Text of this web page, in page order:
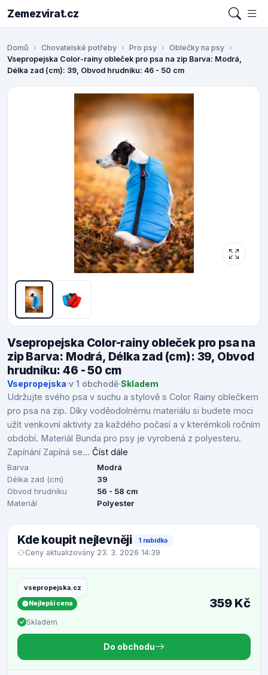
Zemezvirat.cz
Domů Chovatelské potřeby Pro psy
Oblečky na psy
Vsepropejska Color-rainy obleček pro psa na zip Barva: Modrá,
Délka zad (cm): 39, Obvod hrudníku: 46 - 50 cm
Vsepropejska Color-rainy obleček pro psa na
zip Barva: Modrá, Délka zad (cm): 39, Obvod
hrudníku: 46 - 50 cm
Vsepropejska·v 1 obchodě·Skladem
Udržujte svého psa v suchu a stylově s Color Rainy oblečkem
pro psa na zip. Díky voděodolnému materiálu si budete moci
užít venkovní aktivity za každého počasí a v kterémkoli ročním
období. Materiál Bunda pro psy je vyrobená z polyesteru.
Zapínání Zapíná se... Číst dále
Barva
Modrá
Délka zad (cm)
39
Obvod hrudníku
56 - 58 cm
Materiál
Polyester
Kde koupit nejlevněji 1 nabídka
Ceny aktualizovány 23. 3. 2026 14:39
vsepropejska.cz
Nejlepší cena
Skladem
359 Kč
Do obchodu